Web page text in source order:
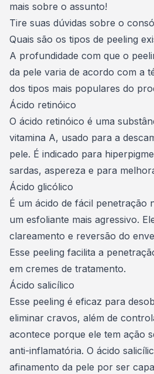
mais sobre o assunto!
Tire suas dúvidas sobre o
Quais são os tipos de peeling
A profundidade com que o
da pele varia de acordo com a
dos tipos mais populares do
Ácido retinóico
O ácido retinóico é uma
vitamina A, usado para a
pele. É indicado para
sardas, aspereza e para
Ácido glicólico
É um ácido de fácil penetração
um esfoliante mais agressivo.
clareamento e reversão do
Esse peeling facilita a
em cremes de tratamento.
Ácido salicílico
Esse peeling é eficaz para
eliminar cravos, além de
acontece porque ele tem ação
anti-inflamatória. O ácido
afinamento da pele por ser